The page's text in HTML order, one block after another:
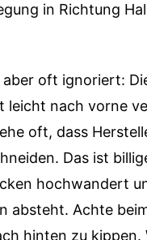
in Richtung
oft ignoriert:
leicht nach vorne
oft, dass
Das ist
hochwandert
absteht. Achte
hinten zu kippen.